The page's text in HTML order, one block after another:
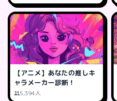
【アニメ】あなたの推しキ
ャラメーカー診断！
5,394人